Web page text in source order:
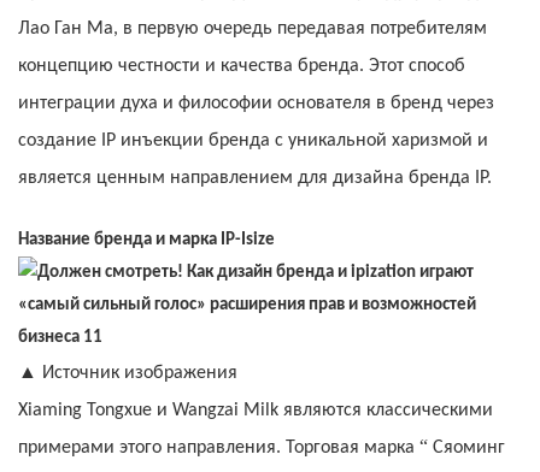
Лао Ган Ма, в первую очередь передавая потребителям
концепцию честности и качества бренда. Этот способ
интеграции духа и философии основателя в бренд через
создание IP инъекции бренда с уникальной харизмой и
является ценным направлением для дизайна бренда IP.
Название бренда и марка IP-Isize
▲ Источник изображения
Xiaming Tongxue и Wangzai Milk являются классическими
примерами этого направления. Торговая марка “ Сяоминг